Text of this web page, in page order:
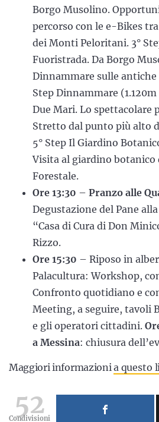
Borgo Musolino.
percorso con le e-Bikes
dei Monti Peloritani. 3°
Fuoristrada. Da Borgo
Dinnammare sulle
Step Dinnammare
Due Mari. Lo spettacolare
Stretto dal punto più alto
5° Step Il Giardino
Visita al giardino botanico
Forestale.
Ore 13:30 – Pranzo alle
Degustazione del Pane
“Casa di Cura di Don
Rizzo.
Ore 15:30 – Riposo in
Palacultura: Workshop,
Confronto quotidiano e
Meeting, a seguire, tavoli
e gli operatori cittadini.
a Messina: chiusura
Maggiori informazionia questo
52
Condivisioni